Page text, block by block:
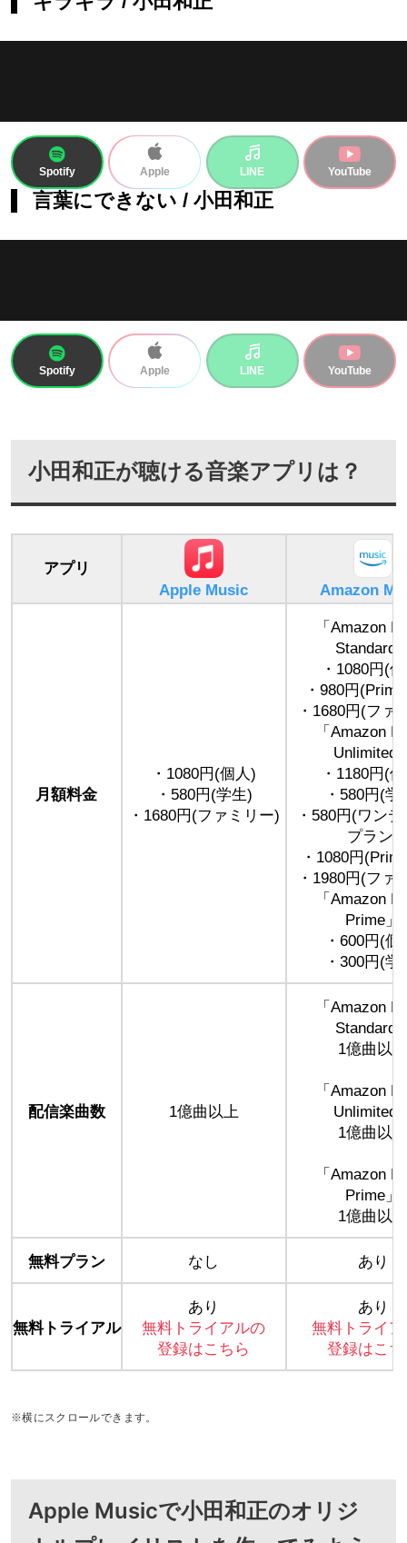
Spotify Apple LINE YouTube
言葉にできない / 小田和正
Spotify Apple LINE YouTube
小田和正が聴ける音楽アプリは？
アプリ
Apple Music
Amazon
月額料金
・1080円(個人)
・580円(学生)
・1680円(ファミリー)
「Amazon
Standard
・1080円(
・980円
・1680円(ファ
「Amazon
Unlimited
・1180円(
・580円(学
・580円(ワン
プラン)
・1080円
・1980円(ファ
「Amazon
Prime」
・600円(個
・300円(学
配信楽曲数 1億曲以上
「Amazon
Standard
1億曲以
「Amazon
Unlimited
1億曲以
「Amazon
Prime」
1億曲以
無料プラン なし あり
無料トライアル
あり
無料トライアルの
登録はこちら
あり
無料トライ
登録はこ
※横にスクロールできます。
Apple Musicで小田和正のオリジ